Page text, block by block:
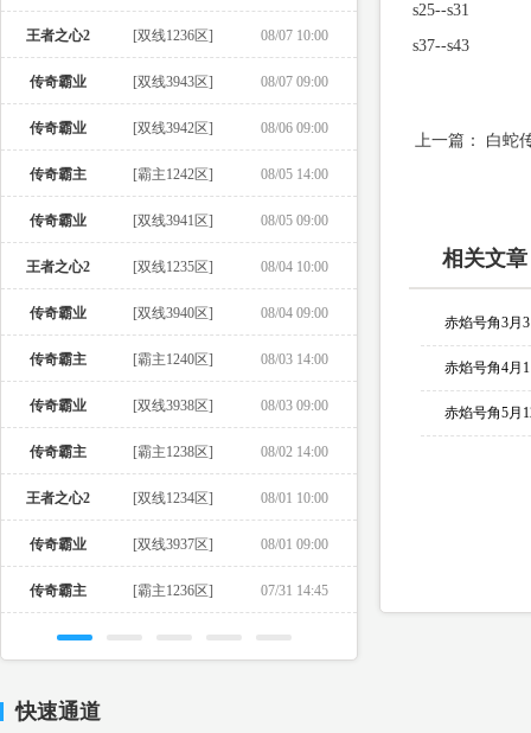
王者之心2 [双线1236区] 08/07 10:00
传奇霸业 [双线3943区] 08/07 09:00
传奇霸业 [双线3942区] 08/06 09:00
传奇霸主 [霸主1242区] 08/05 14:00
传奇霸业 [双线3941区] 08/05 09:00
王者之心2 [双线1235区] 08/04 10:00
传奇霸业 [双线3940区] 08/04 09:00
传奇霸主 [霸主1240区] 08/03 14:00
传奇霸业 [双线3938区] 08/03 09:00
传奇霸主 [霸主1238区] 08/02 14:00
王者之心2 [双线1234区] 08/01 10:00
传奇霸业 [双线3937区] 08/01 09:00
传奇霸主 [霸主1236区] 07/31 14:45
快速通道
s25--s31
s37--s43
上一篇： 白蛇
相关文章
赤焰号角3月
赤焰号角4月
赤焰号角5月